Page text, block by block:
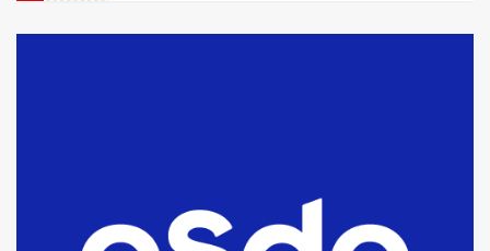
fueron detenidos por
comercialización de drogas en la
tarde del sábado